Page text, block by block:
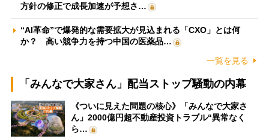
方針の修正で成長加速が予想さ…
“AI革命”で爆発的な需要拡大が見込まれる「CXO」とは何
か？ 高い競争力を持つ中国の医薬品…
一覧を見る
「みんなで大家さん」配当ストップ騒動の内幕
《ついに見えた問題の核心》「みんなで大家さ
ん」2000億円超不動産投資トラブル“異常なく
ら…